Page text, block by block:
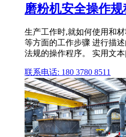
磨粉机安全操作
生产工作时,就如何使用和
等方面的工作步骤 进行描
法规的操作程序。 实用文
联系电话: 180 3780 8511